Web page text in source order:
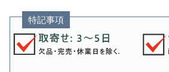
特記事項